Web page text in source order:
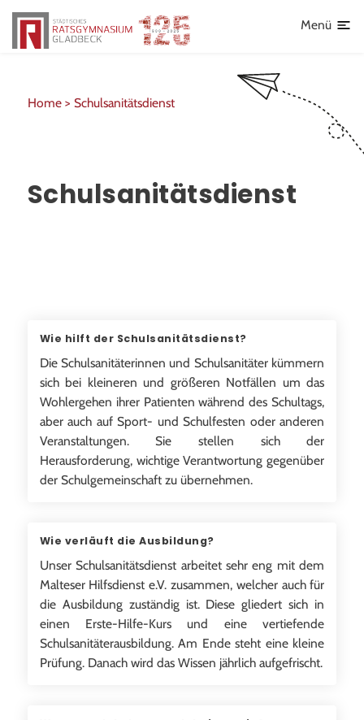
Menü
Home > Schulsanitätsdienst
Schulsanitätsdienst
Wie hilft der Schulsanitätsdienst?
Die Schulsanitäterinnen und Schulsanitäter kümmern
sich bei kleineren und größeren Notfällen um das
Wohlergehen ihrer Patienten während des Schultags,
aber auch auf Sport- und Schulfesten oder anderen
Veranstaltungen. Sie stellen sich der
Herausforderung, wichtige Verantwortung gegenüber
der Schulgemeinschaft zu übernehmen.
Wie verläuft die Ausbildung?
Unser Schulsanitätsdienst arbeitet sehr eng mit dem
Malteser Hilfsdienst e.V. zusammen, welcher auch für
die Ausbildung zuständig ist. Diese gliedert sich in
einen Erste-Hilfe-Kurs und eine vertiefende
Schulsanitäterausbildung. Am Ende steht eine kleine
Prüfung. Danach wird das Wissen jährlich aufgefrischt.